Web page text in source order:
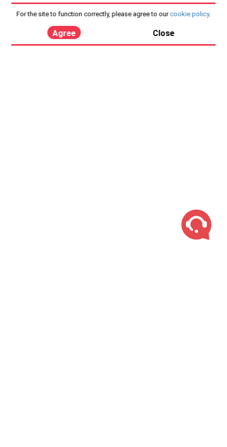
For the site to function correctly, please agree to our cookie policy.
Agree Close